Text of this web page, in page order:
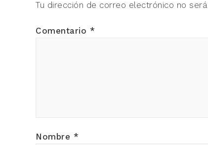
Tu dirección de correo electrónico no
Comentario *
Nombre *